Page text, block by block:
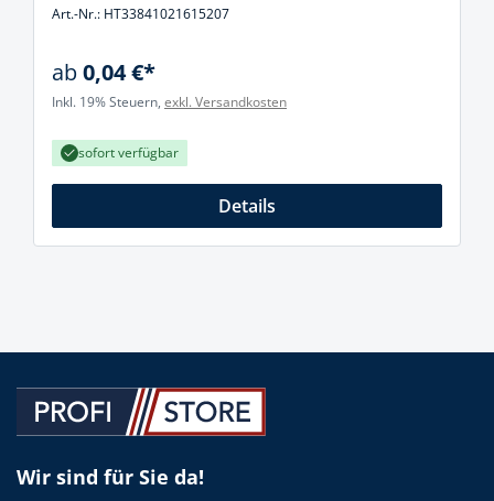
Art.-Nr.: HT33841021615207
ab0,04 €*
Inkl. 19% Steuern, exkl. Versandkosten
sofort verfügbar
Details
Wir sind für Sie da!